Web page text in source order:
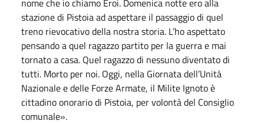
stazione di Pistoia ad aspettare il passaggio di quel
treno rievocativo della nostra storia. L’ho aspettato
pensando a quel ragazzo partito per la guerra e mai
tornato a casa. Quel ragazzo di nessuno diventato di
tutti. Morto per noi. Oggi, nella Giornata dell’Unità
Nazionale e delle Forze Armate, il Milite Ignoto è
cittadino onorario di Pistoia, per volontà del Consiglio
comunale».